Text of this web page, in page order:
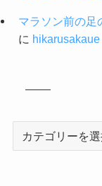
マラソン前の足
に hikarusakaue